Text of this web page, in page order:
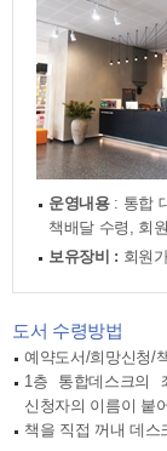
운영내용: 통합
책배달 수령, 회
보유장비 : 회원
도서 수령방법
예약도서/희망신청/
1층 통합데스크의
신청자의 이름이 붙
책을 직접 꺼내 데스